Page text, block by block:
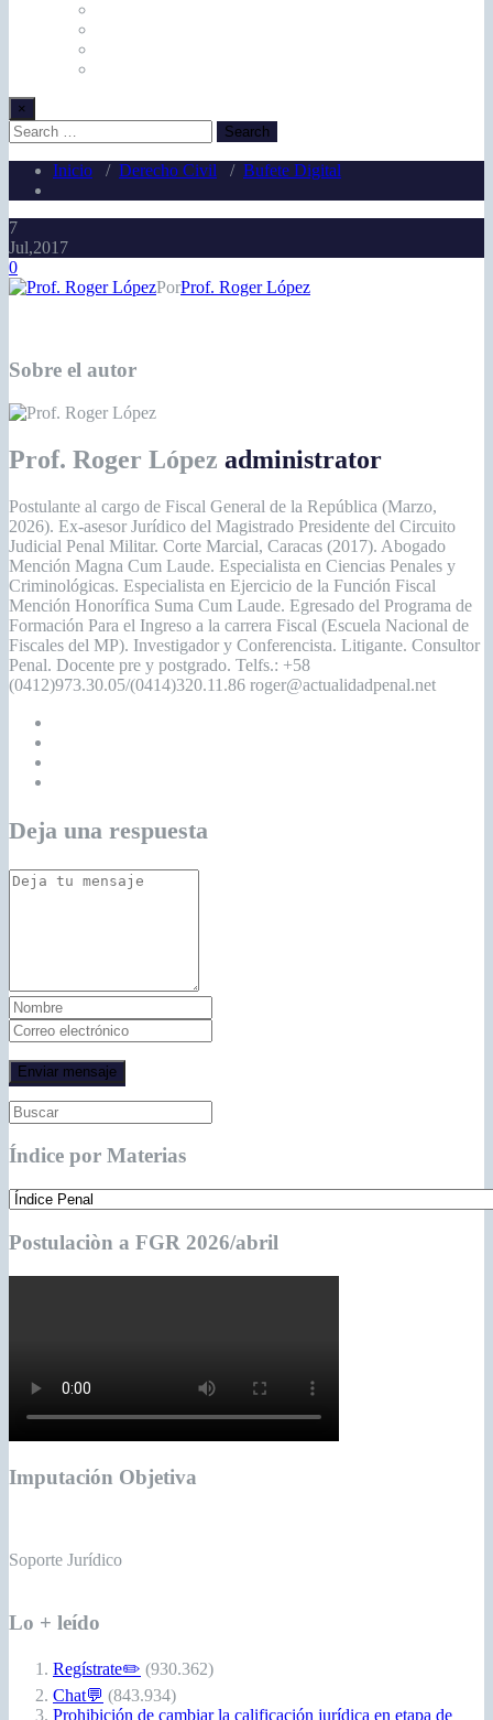
×
Inicio / Derecho Civil / Bufete Digital
7
Jul,2017
0
PorProf. Roger López
Sobre el autor
Prof. Roger López administrator
Postulante al cargo de Fiscal General de la República (Marzo,
2026). Ex-asesor Jurídico del Magistrado Presidente del Circuito
Judicial Penal Militar. Corte Marcial, Caracas (2017). Abogado
Mención Magna Cum Laude. Especialista en Ciencias Penales y
Criminológicas. Especialista en Ejercicio de la Función Fiscal
Mención Honorífica Suma Cum Laude. Egresado del Programa de
Formación Para el Ingreso a la carrera Fiscal (Escuela Nacional de
Fiscales del MP). Investigador y Conferencista. Litigante. Consultor
Penal. Docente pre y postgrado. Telfs.: +58
(0412)973.30.05/(0414)320.11.86 roger@actualidadpenal.net
Deja una respuesta
Índice por Materias
Postulaciòn a FGR 2026/abril
Imputación Objetiva
Soporte Jurídico
Lo + leído
Regístrate✏️ (930.362)
Chat💬 (843.934)
Prohibición de cambiar la calificación jurídica en etapa de